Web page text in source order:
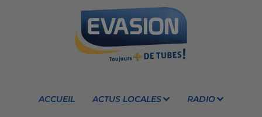
ACCUEIL ACTUS LOCALES RADIO